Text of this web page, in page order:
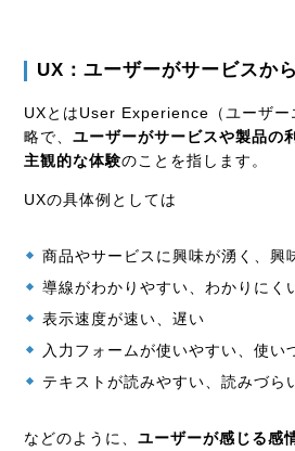
UX：ユーザーがサービスか
UXとはUser Experience（ユーザー
略で、ユーザーがサービスや製品の
主観的な体験のことを指します。
UXの具体例としては
商品やサービスに興味が湧く、興
導線がわかりやすい、わかりにく
表示速度が速い、遅い
入力フォームが使いやすい、使い
テキストが読みやすい、読みづら
などのように、ユーザーが感じる感